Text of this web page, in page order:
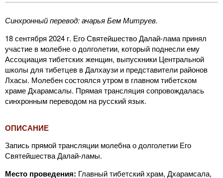
Синхронный перевод: ачарья Бем Митруев.
18 сентября 2024 г. Его Святейшество Далай-лама принял
участие в молебне о долголетии, который поднесли ему
Ассоциация тибетских женщин, выпускники Центральной
школы для тибетцев в Далхаузи и представители районов
Лхасы. Молебен состоялся утром в главном тибетском
храме Дхарамсалы. Прямая трансляция сопровождалась
синхронным переводом на русский язык.
ОПИСАНИЕ
Запись прямой трансляции молебна о долголетии Его
Святейшества Далай-ламы.
Место проведения: Главный тибетский храм, Дхарамсала,